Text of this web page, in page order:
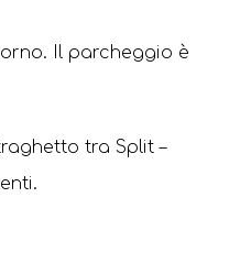
Il parcheggio è
tra Split –